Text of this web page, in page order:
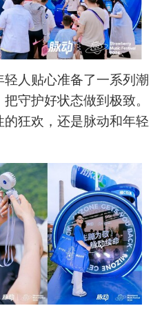
人贴心准备了一系列潮
守护好状态做到极致。
狂欢，还是脉动和年轻